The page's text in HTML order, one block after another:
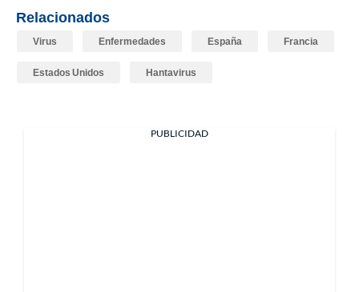
Relacionados
Virus Enfermedades España Francia
Estados Unidos Hantavirus
PUBLICIDAD